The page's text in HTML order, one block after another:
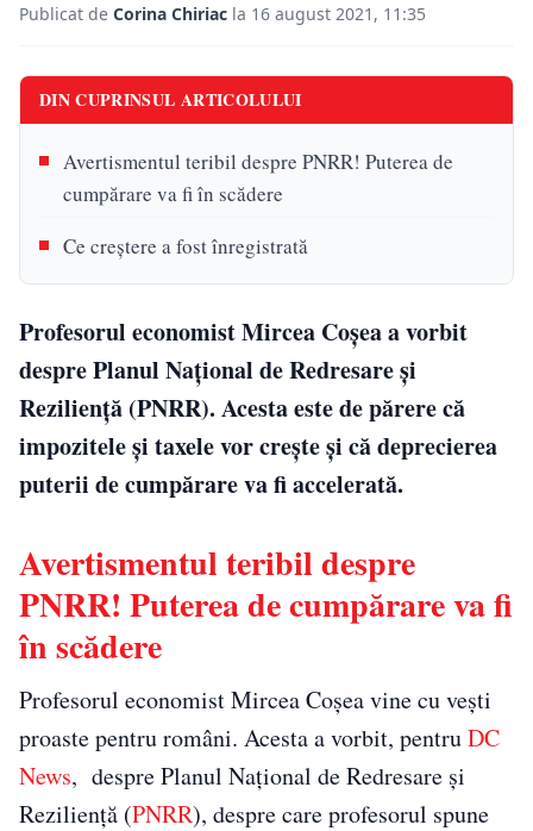
Publicat de Corina Chiriac la 16 august 2021, 11:35
DIN CUPRINSUL ARTICOLULUI
Avertismentul teribil despre PNRR! Puterea de
cumpărare va fi în scădere
Ce creștere a fost înregistrată
Profesorul economist Mircea Coșea a vorbit
despre Planul Național de Redresare și
Reziliență (PNRR). Acesta este de părere că
impozitele și taxele vor crește și că deprecierea
puterii de cumpărare va fi accelerată.
Avertismentul teribil despre
PNRR! Puterea de cumpărare va fi
în scădere
Profesorul economist Mircea Coșea vine cu vești
proaste pentru români. Acesta a vorbit, pentruDC
News, despre Planul Național de Redresare și
Reziliență (PNRR), despre care profesorul spune